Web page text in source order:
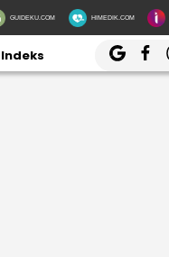
GUIDEKU.COM HIMEDIK.COM
Indeks